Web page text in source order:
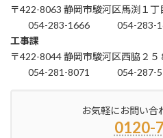
〒422-8063 静岡市駿河区馬渕１丁
054-283-1666
054-283-
工事課
〒422-8044 静岡市駿河区西脇２５
054-281-8071
054-287-
お気軽にお問い合
0120-